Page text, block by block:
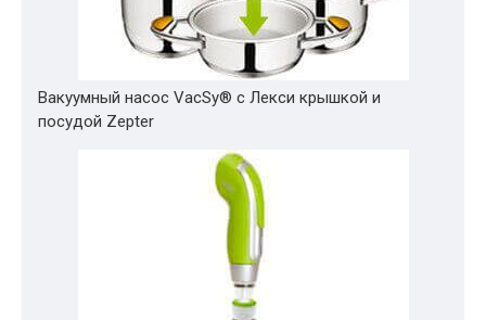
Вакуумный насос VacSy® с Лекси крышкой и
посудой Zepter